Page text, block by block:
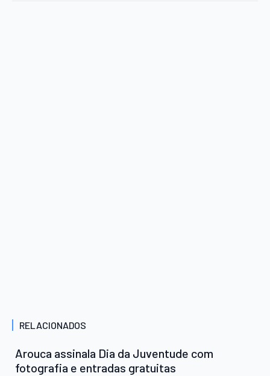
RELACIONADOS
Arouca assinala Dia da Juventude com
fotografia e entradas gratuitas